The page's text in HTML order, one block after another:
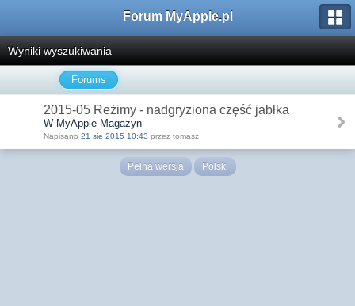
Forum MyApple.pl
Wyniki wyszukiwania
Forums
2015-05 Reżimy - nadgryziona część jabłka
W MyApple Magazyn
Napisano 21 sie 2015 10:43 przez tomasz
Pełna wersja Polski